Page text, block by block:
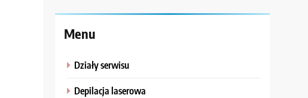
Menu
Działy serwisu
Depilacja laserowa